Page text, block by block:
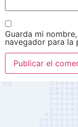
Guarda mi
navegador para la